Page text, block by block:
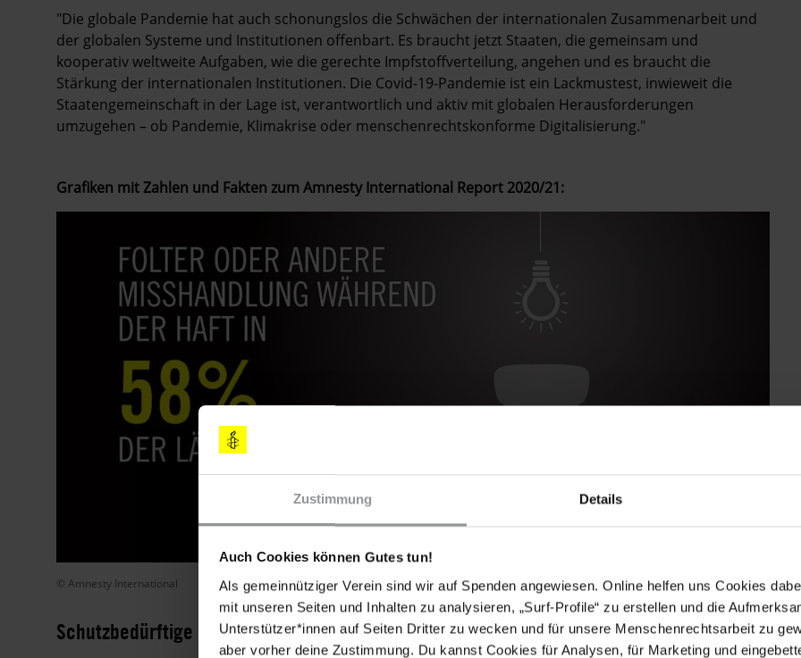
Zustimmung Details
Auch Cookies können Gutes tun!
Als gemeinnütziger Verein sind wir auf Spenden angewiesen. Online helfen uns Cookies
mit unseren Seiten und Inhalten zu analysieren, „Surf-Profile“ zu erstellen und die
Unterstützer*innen auf Seiten Dritter zu wecken und für unsere Menschenrechtsarbeit zu
aber vorher deine Zustimmung. Du kannst Cookies für Analysen, für Marketing und
"Die globale Pandemie hat auch schonungslos die Schwächen der internationalen Zusammenarbeit und
der globalen Systeme und Institutionen offenbart. Es braucht jetzt Staaten, die gemeinsam und
kooperativ weltweite Aufgaben, wie die gerechte Impfstoffverteilung, angehen und es braucht die
Stärkung der internationalen Institutionen. Die Covid-19-Pandemie ist ein Lackmustest, inwieweit die
Staatengemeinschaft in der Lage ist, verantwortlich und aktiv mit globalen Herausforderungen
umzugehen – ob Pandemie, Klimakrise oder menschenrechtskonforme Digitalisierung."
Grafiken mit Zahlen und Fakten zum Amnesty International Report 2020/21:
© Amnesty International
Schutzbedürftige und besonders vulnerable Gruppen ohne ausreichenden Schutz